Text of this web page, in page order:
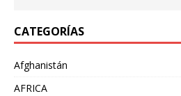
CATEGORÍAS
Afghanistán
AFRICA